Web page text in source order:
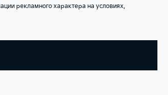
рекламного характера на условиях,